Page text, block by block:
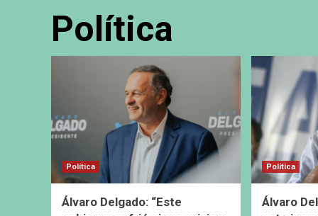
Política
Política
Álvaro Delgado: “Este
Política
Álvaro